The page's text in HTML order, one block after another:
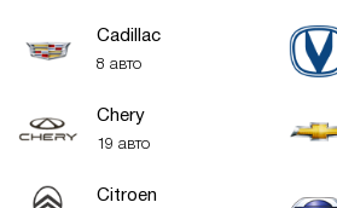
Cadillac
8 авто
Chery
19 авто
Citroen